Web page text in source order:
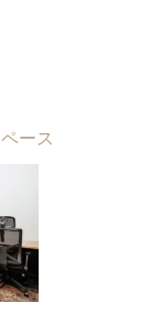
ース